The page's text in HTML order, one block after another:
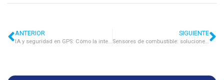
ANTERIOR
IA y seguridad en GPS: Cómo la inteligencia artificial previene fallos en sistemas de transporte
SIGUIENTE
Sensores de combustible: soluciones para aumentar la eficiencia energética de las flotas